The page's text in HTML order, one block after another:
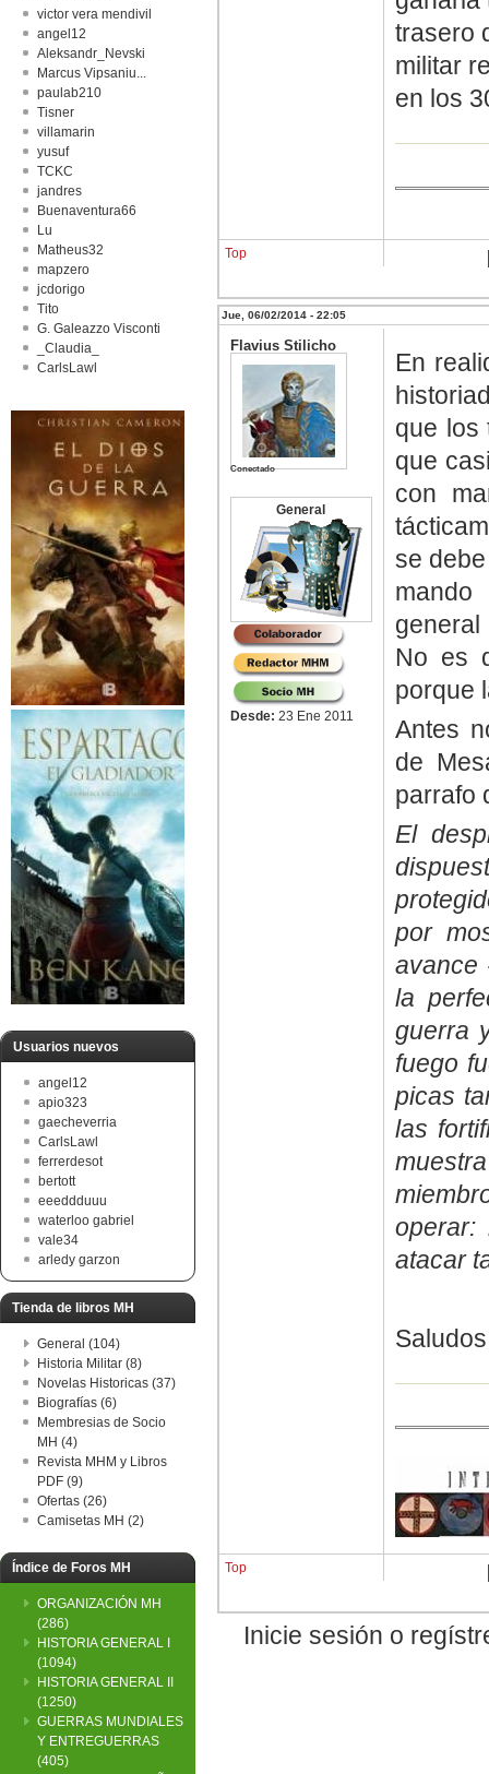
victor vera mendivil
angel12
Aleksandr_Nevski
Marcus Vipsaniu...
paulab210
Tisner
villamarin
yusuf
TCKC
jandres
Buenaventura66
Lu
Matheus32
mapzero
jcdorigo
Tito
G. Galeazzo Visconti
_Claudia_
CarlsLawl
Usuarios nuevos
angel12
apio323
gaecheverria
CarlsLawl
ferrerdesot
bertott
eeeddduuu
waterloo gabriel
vale34
arledy garzon
Tienda de libros MH
General (104)
Historia Militar (8)
Novelas Historicas (37)
Biografías (6)
Membresias de Socio
MH (4)
Revista MHM y Libros
PDF (9)
Ofertas (26)
Camisetas MH (2)
Índice de Foros MH
ORGANIZACIÓN MH
(286)
HISTORIA GENERAL I
(1094)
HISTORIA GENERAL II
(1250)
GUERRAS MUNDIALES
Y ENTREGUERRAS
(405)
trasero
militar
en los
Top
Jue, 06/02/2014 - 22:05
Flavius Stilicho
Conectado
General
Desde: 23 Ene 2011
En
que los
que
con
se
mando
No es
porque
Antes
de
parrafo
El
por
avance
la
guerra
fuego
picas
las
atacar
Top
Inicie sesión o